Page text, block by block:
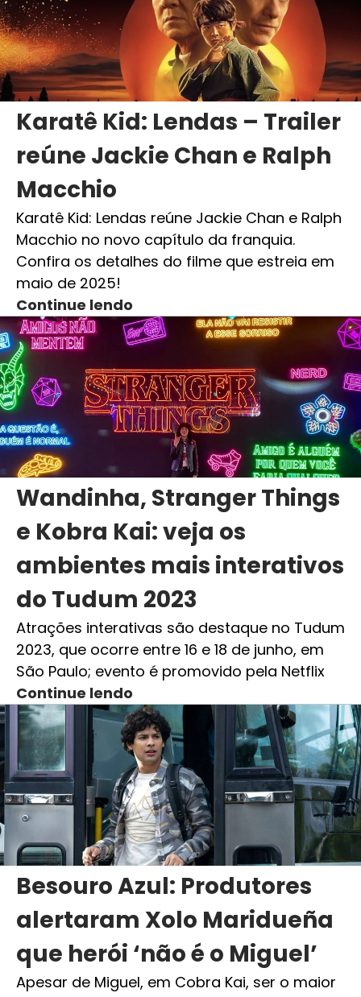
Karatê Kid: Lendas – Trailer
reúne Jackie Chan e Ralph
Macchio
Karatê Kid: Lendas reúne Jackie Chan e Ralph
Macchio no novo capítulo da franquia.
Confira os detalhes do filme que estreia em
maio de 2025!
Continue lendo
Wandinha, Stranger Things
e Kobra Kai: veja os
ambientes mais interativos
do Tudum 2023
Atrações interativas são destaque no Tudum
2023, que ocorre entre 16 e 18 de junho, em
São Paulo; evento é promovido pela Netflix
Continue lendo
Besouro Azul: Produtores
alertaram Xolo Maridueña
que herói ‘não é o Miguel’
Apesar de Miguel, em Cobra Kai, ser o maior